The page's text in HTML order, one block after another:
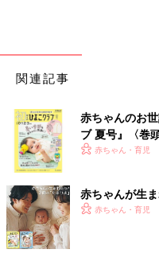
関連記事
赤ちゃんのお
ブ 夏号』〈巻
く！ おっぱい
赤ちゃん・育児
赤ちゃんが生
赤ちゃん・育児